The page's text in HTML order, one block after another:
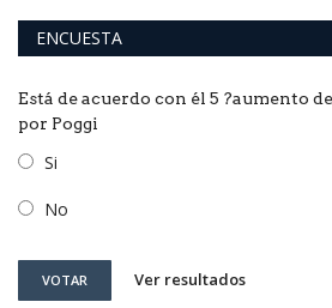
ENCUESTA
Está de acuerdo con él 5 ?aumento
por Poggi
Si
No
VOTAR Ver resultados